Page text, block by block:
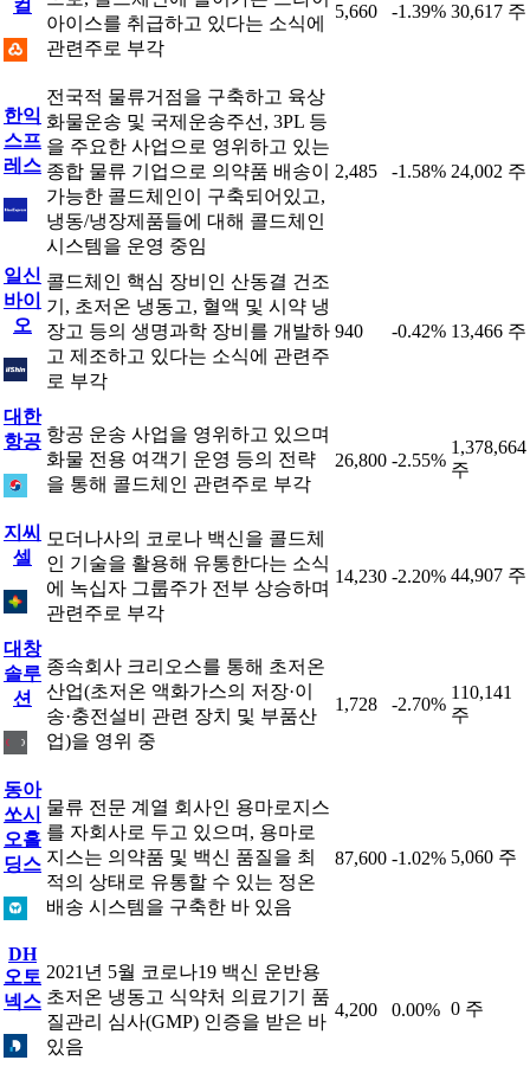
컬
아이스를 취급하고 있다는 소식에
관련주로 부각
5,660 -1.39% 30,617 주
한익
스프
레스
전국적 물류거점을 구축하고 육상
화물운송 및 국제운송주선, 3PL 등
을 주요한 사업으로 영위하고 있는
종합 물류 기업으로 의약품 배송이
가능한 콜드체인이 구축되어있고,
냉동/냉장제품들에 대해 콜드체인
시스템을 운영 중임
2,485 -1.58% 24,002 주
일신
바이
오
콜드체인 핵심 장비인 산동결 건조
기, 초저온 냉동고, 혈액 및 시약 냉
장고 등의 생명과학 장비를 개발하
고 제조하고 있다는 소식에 관련주
로 부각
940 -0.42% 13,466 주
대한
항공 항공 운송 사업을 영위하고 있으며
화물 전용 여객기 운영 등의 전략
을 통해 콜드체인 관련주로 부각
26,800 -2.55%
1,378,664
주
지씨
셀
모더나사의 코로나 백신을 콜드체
인 기술을 활용해 유통한다는 소식
에 녹십자 그룹주가 전부 상승하며
관련주로 부각
14,230 -2.20% 44,907 주
대창
솔루
션
종속회사 크리오스를 통해 초저온
산업(초저온 액화가스의 저장·이
송·충전설비 관련 장치 및 부품산
업)을 영위 중
1,728 -2.70%
110,141
주
동아
쏘시
오홀
딩스
물류 전문 계열 회사인 용마로지스
를 자회사로 두고 있으며, 용마로
지스는 의약품 및 백신 품질을 최
적의 상태로 유통할 수 있는 정온
배송 시스템을 구축한 바 있음
87,600 -1.02% 5,060 주
DH
오토
넥스
2021년 5월 코로나19 백신 운반용
초저온 냉동고 식약처 의료기기 품
질관리 심사(GMP) 인증을 받은 바
있음
4,200 0.00% 0 주